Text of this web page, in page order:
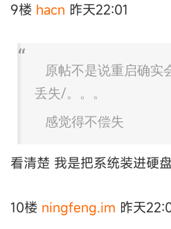
9楼 hacn 昨天22:01
原帖不是说重启确实
丢失/。。。
感觉得不偿失
看清楚 我是把系统装进硬
10楼 ningfeng.im 昨天